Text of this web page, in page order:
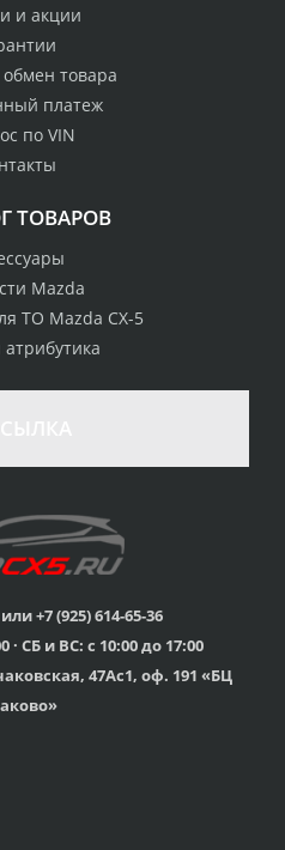
и акции
товара
платеж
по VIN
ТОВАРОВ
Mazda
ТО Mazda CX-5
+7 (925) 614-65-36
· СБ и ВС: с 10:00 до 17:00
47Ас1, оф. 191 «БЦ